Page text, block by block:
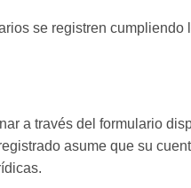
se registren cumpliendo
a través del formulario
asume que su